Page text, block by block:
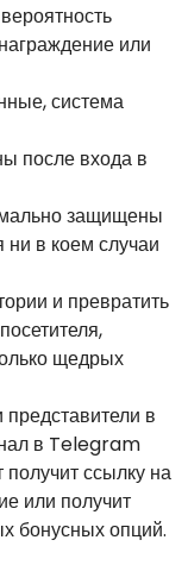
или
система
после входа в
защищены
в коем случаи
и превратить
щедрых
в
в Telegram
получит ссылку на
или получит
бонусных опций.